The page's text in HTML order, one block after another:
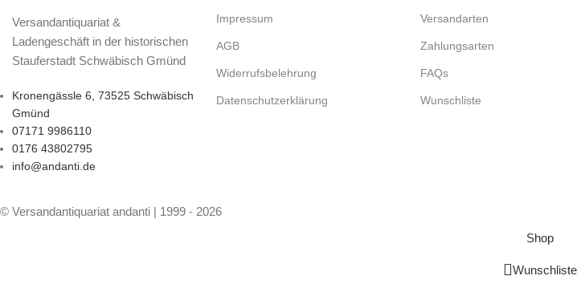
Versandantiquariat &
Ladengeschäft in der historischen
Stauferstadt Schwäbisch Gmünd
Kronengässle 6, 73525 Schwäbisch
Gmünd
07171 9986110
0176 43802795
info@andanti.de
Impressum
AGB
Widerrufsbelehrung
Datenschutzerklärung
Versandarten
Zahlungsarten
FAQs
Wunschliste
© Versandantiquariat andanti | 1999 - 2026
Shop
Wunschliste